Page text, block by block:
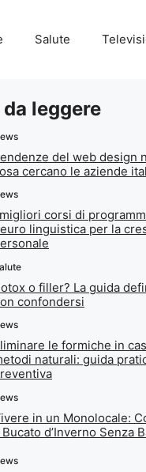
Salute
leggere
del web design
cercano le aziende
corsi di
linguistica per la
o filler? La guida
confondersi
le formiche in
naturali: guida
in un Monolocale:
d’Inverno Senza